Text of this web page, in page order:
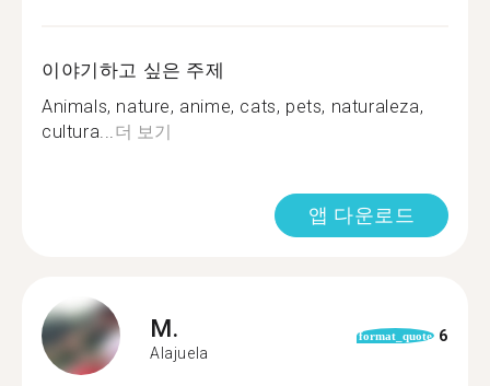
이야기하고 싶은 주제
Animals, nature, anime, cats, pets, naturaleza,
cultura...더 보기
앱 다운로드
M.
Alajuela
format_quote 6